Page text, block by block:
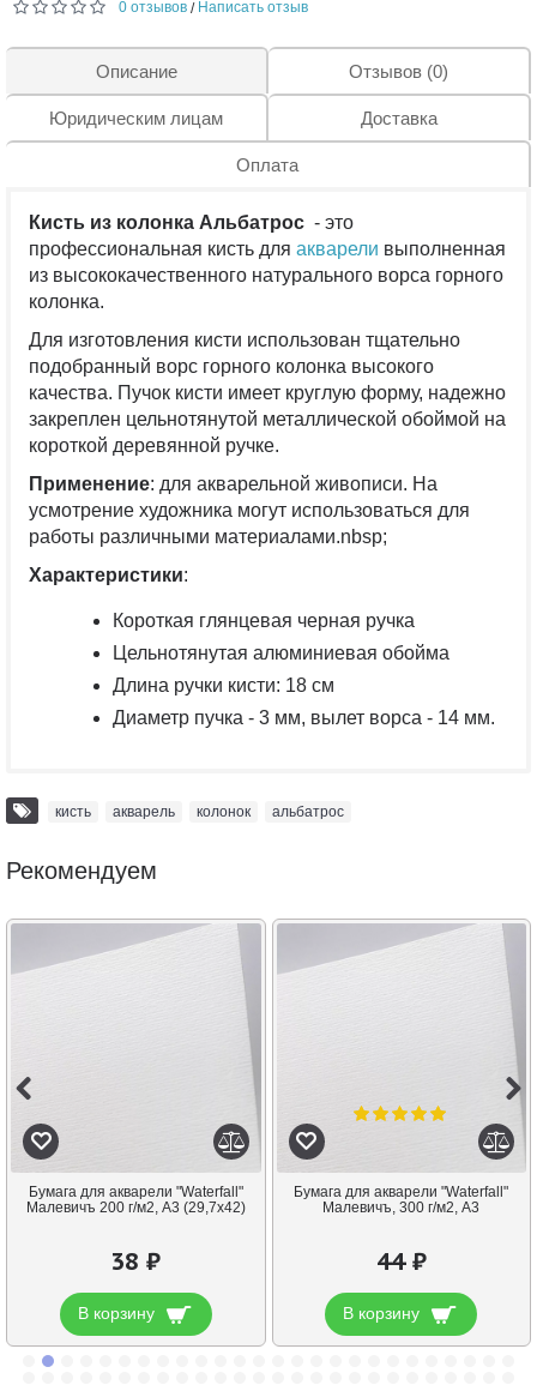
0 отзывов / Написать отзыв
Описание Отзывов (0)
Юридическим лицам Доставка
Оплата
Кисть из колонка Альбатрос - это
профессиональная кисть для акварели выполненная
из высококачественного натурального ворса горного
колонка.
Для изготовления кисти использован тщательно
подобранный ворс горного колонка высокого
качества. Пучок кисти имеет круглую форму, надежно
закреплен цельнотянутой металлической обоймой на
короткой деревянной ручке.
Применение: для акварельной живописи. На
усмотрение художника могут использоваться для
работы различными материалами.nbsp;
Характеристики:
Короткая глянцевая черная ручка
Цельнотянутая алюминиевая обойма
Длина ручки кисти: 18 см
Диаметр пучка - 3 мм, вылет ворса - 14 мм.
кисть акварель колонок альбатрос
Рекомендуем
Бумага для акварели "Waterfall"
Малевичъ 200 г/м2, А3 (29,7х42)
38 ₽
В корзину
Бумага для акварели "Waterfall"
Малевичъ, 300 г/м2, А3
44 ₽
В корзину